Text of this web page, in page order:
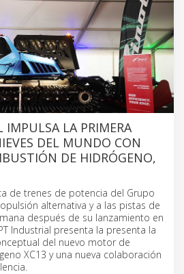
IMPULSA LA PRIMERA
DEL MUNDO CON
DE HIDRÓGENO,
de trenes de potencia del Grupo
alternativa y a las pistas de
después de su lanzamiento en
Industrial presenta la presenta la
del nuevo motor de
XC13 y una nueva colaboración